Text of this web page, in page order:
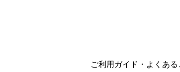
ご利用ガイド・よくあ